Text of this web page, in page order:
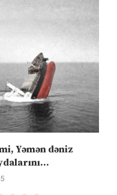
Yəmən dəniz